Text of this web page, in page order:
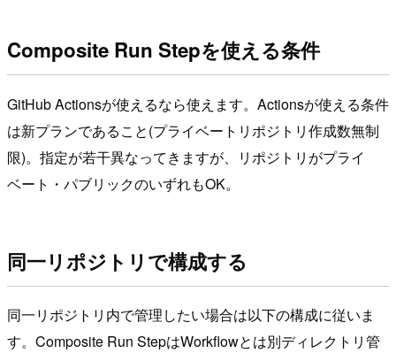
Composite Run Stepを使える条件
GitHub Actionsが使えるなら使えます。Actionsが使える条件
は新プランであること(プライベートリポジトリ作成数無制
限)。指定が若干異なってきますが、リポジトリがプライ
ベート・パブリックのいずれもOK。
同一リポジトリで構成する
同一リポジトリ内で管理したい場合は以下の構成に従いま
す。Composite Run StepはWorkflowとは別ディレクトリ管